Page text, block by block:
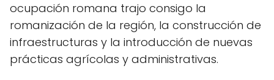
ocupación romana trajo consigo la
romanización de la región, la construcción de
infraestructuras y la introducción de nuevas
prácticas agrícolas y administrativas.